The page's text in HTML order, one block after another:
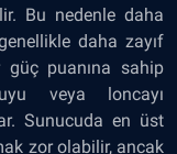
Bu nedenle daha
daha zayıf
puanına sahip
veya loncayı
Sunucuda en üst
zor olabilir, ancak